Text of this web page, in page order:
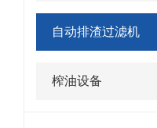
自动排渣过滤机
榨油设备